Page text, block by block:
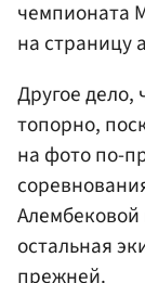
чемпионата
на страницу
Другое дело,
топорно,
на фото по-
Алембековой
остальная
прежней.